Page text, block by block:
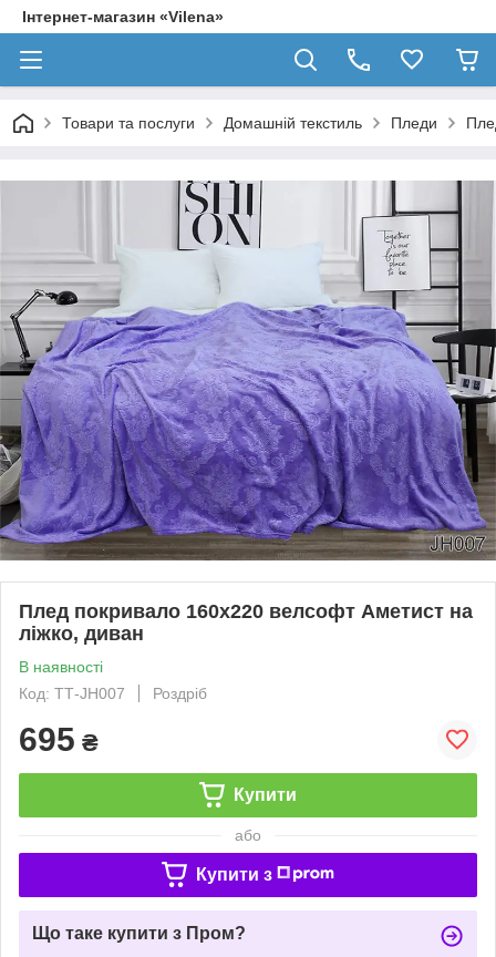
Інтернет-магазин «Vilena»
Товари та послуги Домашній текстиль Пледи
Плед покривало 160х220 велсофт Аметист на
ліжко, диван
В наявності
Код: ТТ-JH007
Роздріб
695 ₴
Купити
або
Купити з
Що таке купити з Пром?